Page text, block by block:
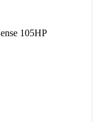
105HP